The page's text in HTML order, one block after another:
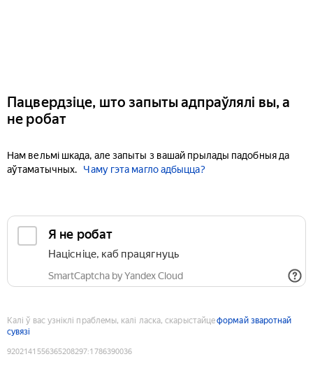
Пацвердзіце, што запыты адпраўлялі вы, а
не робат
Нам вельмі шкада, але запыты з вашай прылады падобныя да
аўтаматычных.
Чаму гэта магло адбыцца?
Я не робат
Націсніце, каб працягнуць
SmartCaptcha by Yandex Cloud
Калі ў вас узніклі праблемы, калі ласка, скарыстайцеформай зваротнай
сувязі
9202141556365208297:1786390036